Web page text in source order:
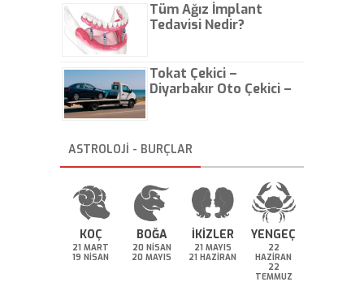
Tüm Ağız İmplant
Tedavisi Nedir?
Tokat Çekici –
Diyarbakır Oto Çekici –
ASTROLOJİ - BURÇLAR
KOÇ
21 MART
19 NİSAN
BOĞA
20 NİSAN
20 MAYIS
İKİZLER
21 MAYIS
21 HAZİRAN
YENGEÇ
22
HAZİRAN
22
TEMMUZ